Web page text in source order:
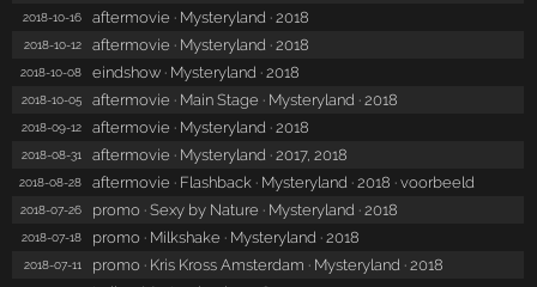
2018-10-16 aftermovie · Mysteryland · 2018
2018-10-12 aftermovie · Mysteryland · 2018
2018-10-08 eindshow · Mysteryland · 2018
2018-10-05 aftermovie · Main Stage · Mysteryland · 2018
2018-09-12 aftermovie · Mysteryland · 2018
2018-08-31 aftermovie · Mysteryland · 2017, 2018
2018-08-28 aftermovie · Flashback · Mysteryland · 2018 · voorbeeld
2018-07-26 promo · Sexy by Nature · Mysteryland · 2018
2018-07-18 promo · Milkshake · Mysteryland · 2018
2018-07-11 promo · Kris Kross Amsterdam · Mysteryland · 2018